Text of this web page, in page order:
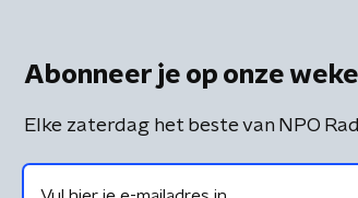
Abonneer je op onze
Elke zaterdag het beste van NPO